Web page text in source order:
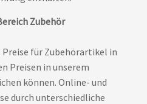
Zubehör
Preise für Zubehörartikel in
Preisen in unserem
können. Online- und
durch unterschiedliche